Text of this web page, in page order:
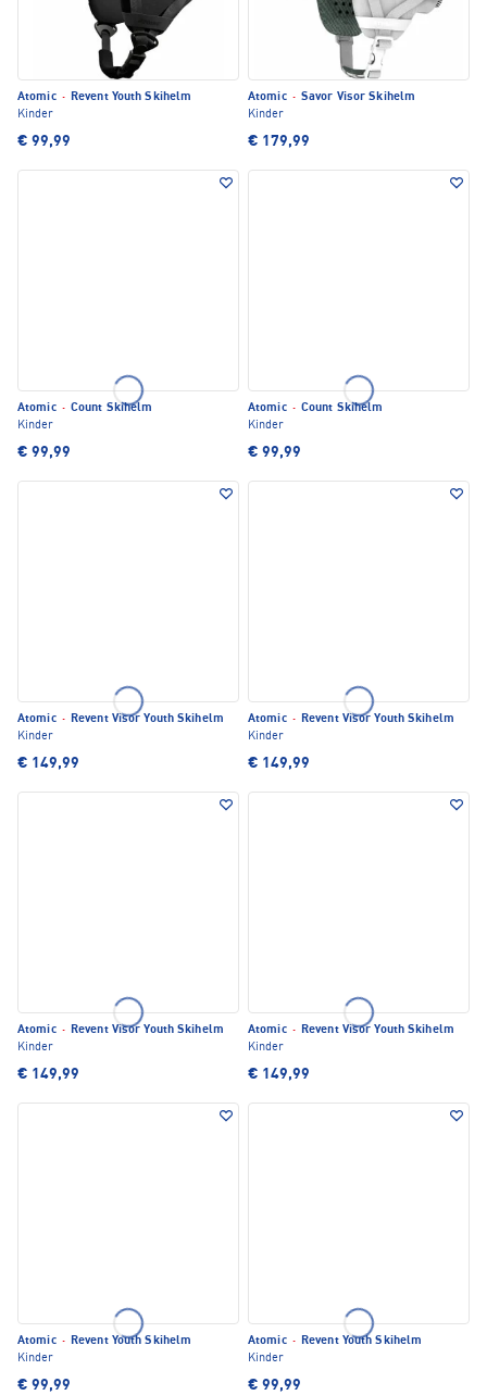
Atomic · Revent Youth Skihelm
Kinder
€ 99,99
Atomic · Savor Visor Skihelm
Kinder
€ 179,99
Atomic · Count Skihelm
Kinder
€ 99,99
Atomic · Count Skihelm
Kinder
€ 99,99
Atomic · Revent Visor Youth Skihelm
Kinder
€ 149,99
Atomic · Revent Visor Youth Skihelm
Kinder
€ 149,99
Atomic · Revent Visor Youth Skihelm
Kinder
€ 149,99
Atomic · Revent Visor Youth Skihelm
Kinder
€ 149,99
Atomic · Revent Youth Skihelm
Kinder
€ 99,99
Atomic · Revent Youth Skihelm
Kinder
€ 99,99